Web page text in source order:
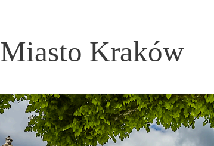
Miasto Kraków